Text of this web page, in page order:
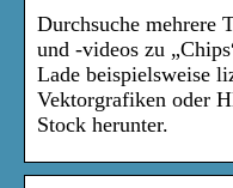
Durchsuche mehrere
und -videos zu
Lade beispielsweise
Vektorgrafiken oder
Stock herunter.